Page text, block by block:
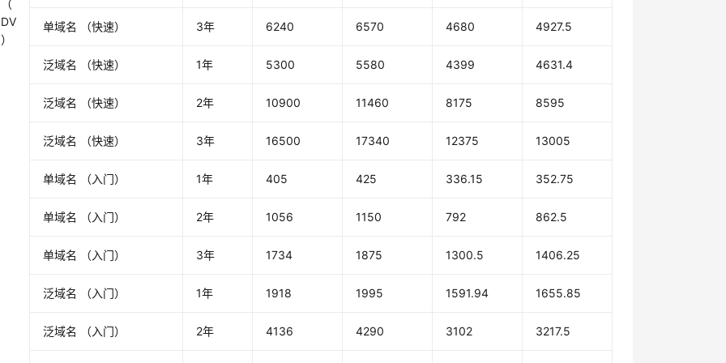
（
DV
）
单域名 （快速） 3年 6240 6570 4680 4927.5
泛域名 （快速） 1年 5300 5580 4399 4631.4
泛域名 （快速） 2年 10900 11460 8175 8595
泛域名 （快速） 3年 16500 17340 12375 13005
单域名 （入门） 1年 405 425 336.15 352.75
单域名 （入门） 2年 1056 1150 792 862.5
单域名 （入门） 3年 1734 1875 1300.5 1406.25
泛域名 （入门） 1年 1918 1995 1591.94 1655.85
泛域名 （入门） 2年 4136 4290 3102 3217.5